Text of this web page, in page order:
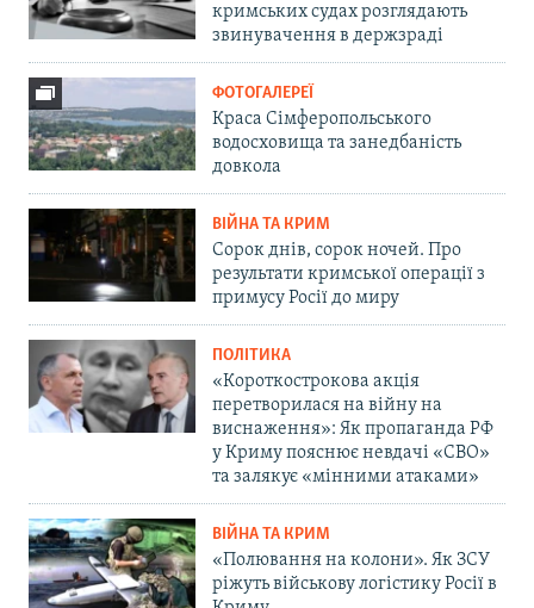
кримських судах розглядають
звинувачення в держзраді
ФОТОГАЛЕРЕЇ
Краса Сімферопольського
водосховища та занедбаність
довкола
ВІЙНА ТА КРИМ
Сорок днів, сорок ночей. Про
результати кримської операції з
примусу Росії до миру
ПОЛІТИКА
«Короткострокова акція
перетворилася на війну на
виснаження»: Як пропаганда РФ
у Криму пояснює невдачі «СВО»
та залякує «мінними атаками»
ВІЙНА ТА КРИМ
«Полювання на колони». Як ЗСУ
ріжуть військову логістику Росії в